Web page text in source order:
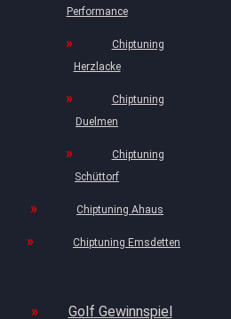
Performance
Chiptuning
Herzlacke
Chiptuning
Duelmen
Chiptuning
Schüttorf
Chiptuning Ahaus
Chiptuning Emsdetten
Golf Gewinnspiel